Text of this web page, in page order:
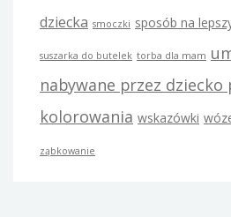
dziecka smoczki sposób na
suszarka do butelek torba dla mam
nabywane przez dziecko
kolorowania wskazówki
ząbkowanie